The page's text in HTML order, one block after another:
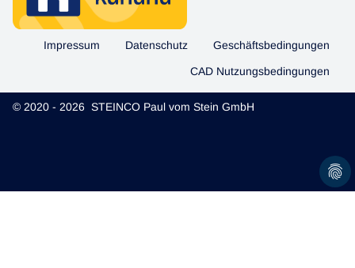
Impressum Datenschutz Geschäftsbedingungen
CAD Nutzungsbedingungen
© 2020 - 2026 STEINCO Paul vom Stein GmbH